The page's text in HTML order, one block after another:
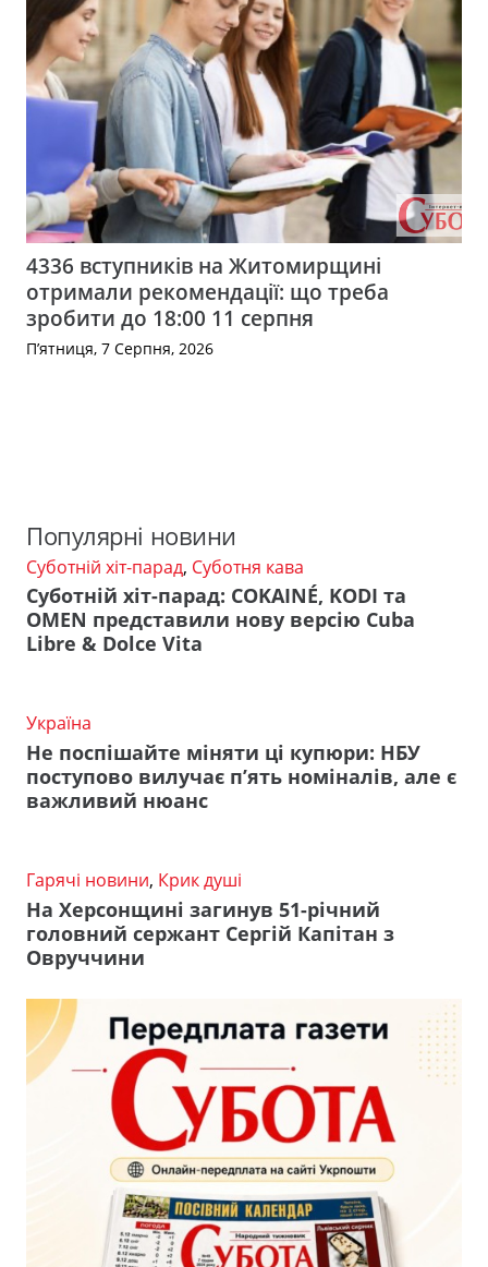
4336 вступників на Житомирщині
отримали рекомендації: що треба
зробити до 18:00 11 серпня
П’ятниця, 7 Серпня, 2026
Популярні новини
Суботній хіт-парад, Суботня кава
Суботній хіт-парад: COKAINÉ, KODI та
OMEN представили нову версію Cuba
Libre & Dolce Vita
Україна
Не поспішайте міняти ці купюри: НБУ
поступово вилучає п’ять номіналів, але є
важливий нюанс
Гарячі новини, Крик душі
На Херсонщині загинув 51-річний
головний сержант Сергій Капітан з
Овруччини